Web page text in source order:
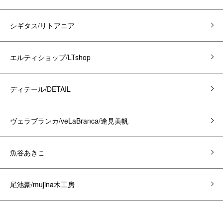
シギタス/リトアニア
エルティショップ/LTshop
ディテール/DETAIL
ヴェラブランカ/veLaBranca/逢見美帆
魚谷あきこ
尾池豪/mujina木工房